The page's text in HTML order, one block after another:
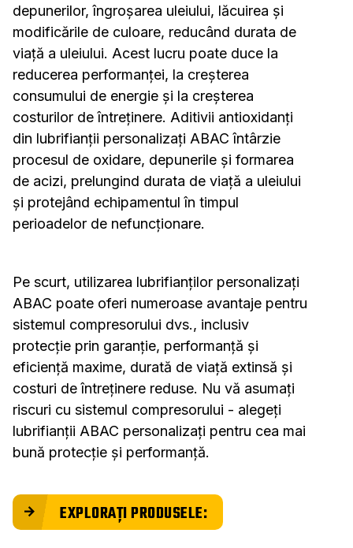
depunerilor, îngroșarea uleiului, lăcuirea și
modificările de culoare, reducând durata de
viață a uleiului. Acest lucru poate duce la
reducerea performanței, la creșterea
consumului de energie și la creșterea
costurilor de întreținere. Aditivii antioxidanți
din lubrifianții personalizați ABAC întârzie
procesul de oxidare, depunerile și formarea
de acizi, prelungind durata de viață a uleiului
și protejând echipamentul în timpul
perioadelor de nefuncționare.
Pe scurt, utilizarea lubrifianților personalizați
ABAC poate oferi numeroase avantaje pentru
sistemul compresorului dvs., inclusiv
protecție prin garanție, performanță și
eficiență maxime, durată de viață extinsă și
costuri de întreținere reduse. Nu vă asumați
riscuri cu sistemul compresorului - alegeți
lubrifianții ABAC personalizați pentru cea mai
bună protecție și performanță.
EXPLORAȚI PRODUSELE: